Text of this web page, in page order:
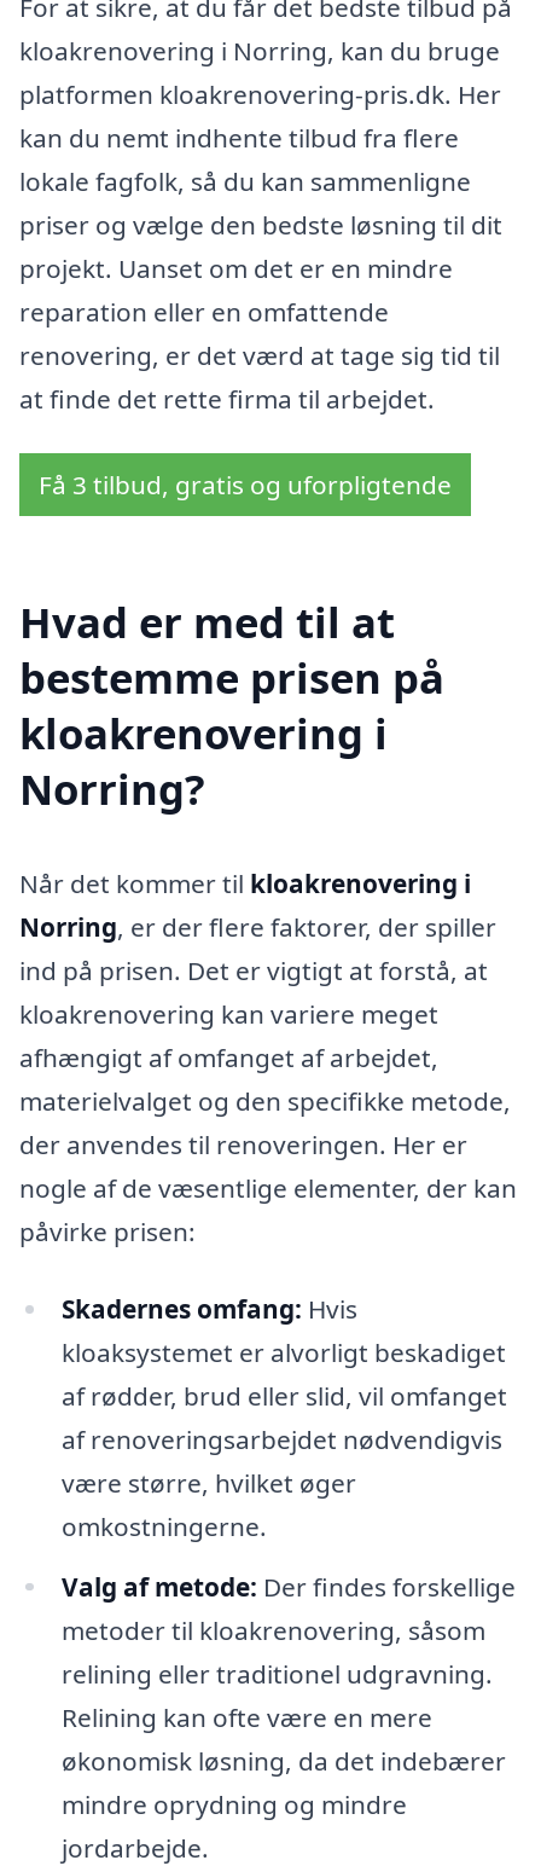
kloakrenovering i Norring, kan du bruge
platformen kloakrenovering-pris.dk. Her
kan du nemt indhente tilbud fra flere
lokale fagfolk, så du kan sammenligne
priser og vælge den bedste løsning til dit
projekt. Uanset om det er en mindre
reparation eller en omfattende
renovering, er det værd at tage sig tid til
at finde det rette firma til arbejdet.
Få 3 tilbud, gratis og uforpligtende
Hvad er med til at
bestemme prisen på
kloakrenovering i
Norring?
Når det kommer til kloakrenovering i
Norring, er der flere faktorer, der spiller
ind på prisen. Det er vigtigt at forstå, at
kloakrenovering kan variere meget
afhængigt af omfanget af arbejdet,
materielvalget og den specifikke metode,
der anvendes til renoveringen. Her er
nogle af de væsentlige elementer, der kan
påvirke prisen:
Skadernes omfang: Hvis
kloaksystemet er alvorligt beskadiget
af rødder, brud eller slid, vil omfanget
af renoveringsarbejdet nødvendigvis
være større, hvilket øger
omkostningerne.
Valg af metode: Der findes forskellige
metoder til kloakrenovering, såsom
relining eller traditionel udgravning.
Relining kan ofte være en mere
økonomisk løsning, da det indebærer
mindre oprydning og mindre
jordarbejde.